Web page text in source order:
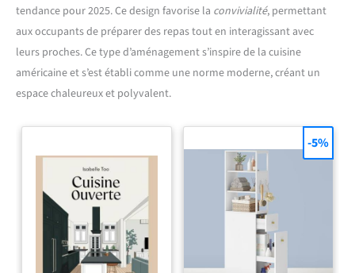
tendance pour 2025. Ce design favorise la convivialité, permettant
aux occupants de préparer des repas tout en interagissant avec
leurs proches. Ce type d’aménagement s’inspire de la cuisine
américaine et s’est établi comme une norme moderne, créant un
espace chaleureux et polyvalent.
-5%